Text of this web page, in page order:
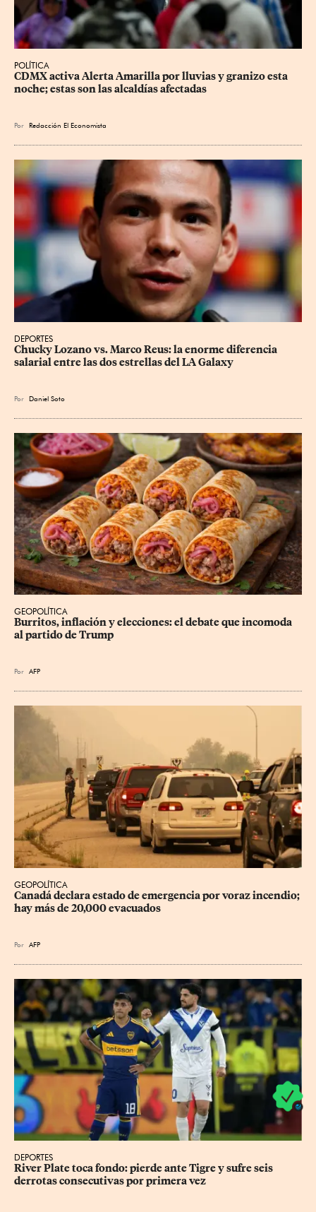
POLÍTICA
CDMX activa Alerta Amarilla por lluvias y granizo esta
noche; estas son las alcaldías afectadas
Por Redacción El Economista
DEPORTES
Chucky Lozano vs. Marco Reus: la enorme diferencia
salarial entre las dos estrellas del LA Galaxy
Por Daniel Soto
GEOPOLÍTICA
Burritos, inflación y elecciones: el debate que incomoda
al partido de Trump
Por AFP
GEOPOLÍTICA
Canadá declara estado de emergencia por voraz incendio;
hay más de 20,000 evacuados
Por AFP
DEPORTES
River Plate toca fondo: pierde ante Tigre y sufre seis
derrotas consecutivas por primera vez